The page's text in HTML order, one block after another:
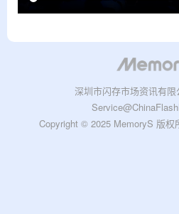
深圳市闪存市场资讯有限
Copyright © 2025 MemoryS 版权